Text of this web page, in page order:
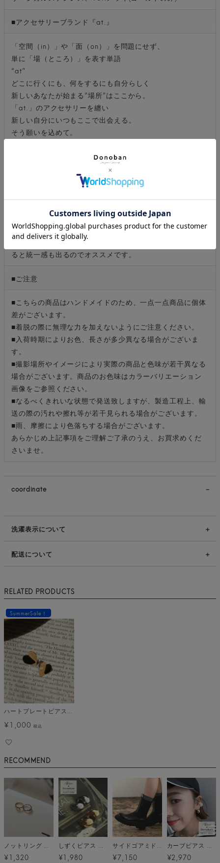
■アクセサリーブランド『at.』
「空間（in）」や「面（on）」を問題にせず、
単に「場（ところ）」を表す単語
“at”
どこに行くにも、何をするにも自分らしく
新しいあなたが始まる”場所”はここから。
「at.」のアクセサリーを纏い
新しい自分にいつもここで出会える。
そう願いを込めて。
at.の「ニュアンスハートピアス」になります。
ぷっくりとしたボリュームが、耳元にアクセントを与えて
くれます。
同デザインのニュアンスハートネックレス
ると統一感も出るのでオススメです。
■ご注意
■こちらの商品はハンドメイドのため、一点一点商品に個体
差がございます。
■着脱の際に無理な力を加えないようにご注意ください。
■入荷時期によりお色、長さが多少異なる場合がございま
す。
■撮影場所やイメージにより実際の商品と色味が若干異なる
場合がございます。商品のお色味はカラーバリエーション
画像をご参照ください。
■なるべくきれいな状態で発送致しますが、製造工程上、輸
送の際の汚れや擦れ等が若干見られる場合がございます。
■雨、摩擦により色落ちする場合がございます。
あらかじめ上記事項をご理解ご了承のうえ、お買求めくだ
さいませ。
coordinate
洗濯表示について
配送について
RELATED PRODUCTS
SummerSale！
¥1,000 税込
RECOMMEND
ノットリング メール便
¥1,320
しずくピアス メール便[C]
¥1,980
サイドゴアミドルブーツ
¥7,150
カーブピアス メール便[C]
¥2,970